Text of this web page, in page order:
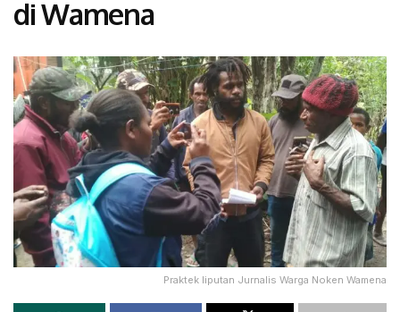
di Wamena
Praktek liputan Jurnalis Warga Noken Wamena